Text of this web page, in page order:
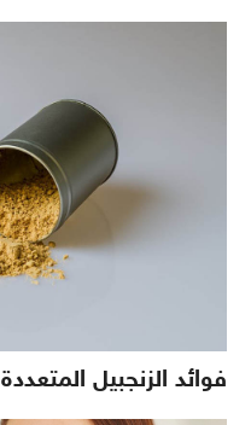
فوائد الزنجبيل المتعددة